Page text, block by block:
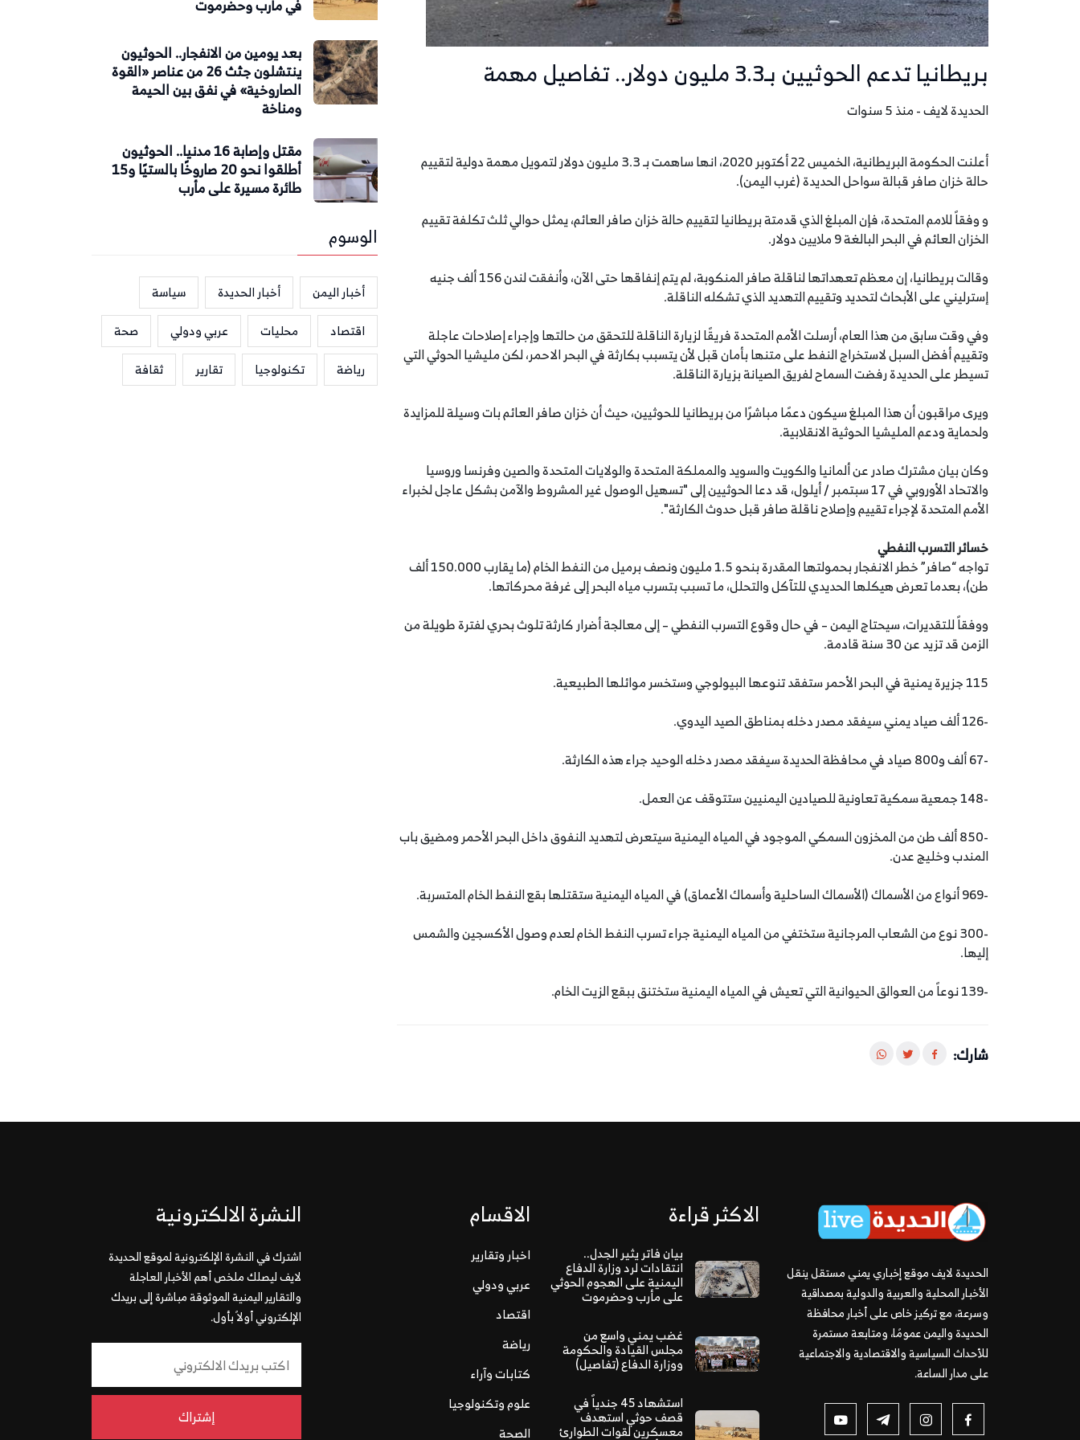
بريطانيا تدعم الحوثيين بـ3.3 مليون دولار.. تفاصيل مهمة
الحديدة لايف - منذ 5 سنوات
أعلنت الحكومة البريطانية، الخميس 22 أكتوبر 2020، انها ساهمت بـ 3.3 مليون دولار لتمويل مهمة دولية لتقييم
حالة خزان صافر قبالة سواحل الحديدة (غرب اليمن).
و وفقاً للامم المتحدة، فإن المبلغ الذي قدمتة بريطانيا لتقييم حالة خزان صافر العائم، يمثل حوالي ثلث تكلفة تقييم
الخزان العائم في البحر البالغة 9 ملايين دولار.
وقالت بريطانيا، إن معظم تعهداتها لناقلة صافر المنكوبة، لم يتم إنفاقها حتى الآن، وأنفقت لندن 156 ألف جنيه
إسترليني على الأبحاث لتحديد وتقييم التهديد الذي تشكله الناقلة.
وفي وقت سابق من هذا العام، أرسلت الأمم المتحدة فريقًا لزيارة الناقلة للتحقق من حالتها وإجراء إصلاحات عاجلة
وتقييم أفضل السبل لاستخراج النفط على متنها بأمان قبل لأن يتسبب بكارثة في البحر الاحمر، لكن مليشيا الحوثي التي
تسيطر على الحديدة رفضت السماح لفريق الصيانة بزيارة الناقلة.
ويرى مراقبون أن هذا المبلغ سيكون دعمًا مباشرًا من بريطانيا للحوثيين، حيث أن خزان صافر العائم بات وسيلة للمزايدة
ولحماية ودعم المليشيا الحوثية الانقلابية.
وكان بيان مشترك صادر عن ألمانيا والكويت والسويد والمملكة المتحدة والولايات المتحدة والصين وفرنسا وروسيا
والاتحاد الأوروبي في 17 سبتمبر / أيلول، قد دعا الحوثيين إلى "تسهيل الوصول غير المشروط والآمن بشكل عاجل لخبراء
الأمم المتحدة لإجراء تقييم وإصلاح ناقلة صافر قبل حدوث الكارثة".
خسائر التسرب النفطي
تواجه “صافر” خطر الانفجار بحمولتها المقدرة بنحو 1.5 مليون ونصف برميل من النفط الخام (ما يقارب 150.000 ألف
طن)، بعدما تعرض هيكلها الحديدي للتآكل والتحلل، ما تسبب بتسرب مياه البحر إلى غرفة محركاتها.
ووفقاً للتقديرات، سيحتاج اليمن – في حال وقوع التسرب النفطي – إلى معالجة أضرار كارثة تلوث بحري لفترة طويلة من
الزمن قد تزيد عن 30 سنة قادمة.
115 جزيرة يمنية في البحر الأحمر ستفقد تنوعها البيولوجي وستخسر موائلها الطبيعية.
-126 ألف صياد يمني سيفقد مصدر دخله بمناطق الصيد اليدوي.
-67 ألف و800 صياد في محافظة الحديدة سيفقد مصدر دخله الوحيد جراء هذه الكارثة.
-148 جمعية سمكية تعاونية للصيادين اليمنيين ستتوقف عن العمل.
-850 ألف طن من المخزون السمكي الموجود في المياه اليمنية سيتعرض لتهديد النفوق داخل البحر الأحمر ومضيق باب
المندب وخليج عدن.
-969 أنواع من الأسماك (الأسماك الساحلية وأسماك الأعماق) في المياه اليمنية ستقتلها بقع النفط الخام المتسربة.
-300 نوع من الشعاب المرجانية ستختفي من المياه اليمنية جراء تسرب النفط الخام لعدم وصول الأكسجين والشمس
إليها.
-139 نوعاً من العوالق الحيوانية التي تعيش في المياه اليمنية ستختنق ببقع الزيت الخام.
شارك:
في مأرب وحضرموت
بعد يومين من الانفجار.. الحوثيون
ينتشلون جثث 26 من عناصر «القوة
الصاروخية» في نفق بين الحيمة
ومناخة
مقتل وإصابة 16 مدنيا.. الحوثيون
أطلقوا نحو 20 صاروخًا بالستيًا و15
طائرة مسيرة على مأرب
الوسوم
أخبار اليمن أخبار الحديدة
سياسة
اقتصاد
محليات عربي ودولي
صحة
رياضة
تكنولوجيا تقارير ثقافة
الحديدة لايف موقع إخباري يمني مستقل ينقل
الأخبار المحلية والعربية والدولية بمصداقية
وسرعة، مع تركيز خاص على أخبار محافظة
الحديدة واليمن عمومًا، ومتابعة مستمرة
للأحداث السياسية والاقتصادية والاجتماعية
على مدار الساعة.
الاكثر قراءة
بيان فاتر يثير الجدل..
انتقادات لرد وزارة الدفاع
اليمنية على الهجوم الحوثي
على مأرب وحضرموت
غضب يمني واسع من
مجلس القيادة والحكومة
ووزارة الدفاع (تفاصيل)
استشهاد 45 جندياً في
قصف حوثي استهدف
معسكرين لقوات الطوارئ
الاقسام
اخبار وتقارير
عربي ودولي
اقتصاد
رياضة
كتابات وآراء
علوم وتكنولوجيا
الصحة
النشرة الالكترونية
اشترك في النشرة الإلكترونية لموقع الحديدة
لايف ليصلك ملخص أهم الأخبار العاجلة
والتقارير اليمنية الموثوقة مباشرة إلى بريدك
الإلكتروني أولاً بأول.
إشتراك